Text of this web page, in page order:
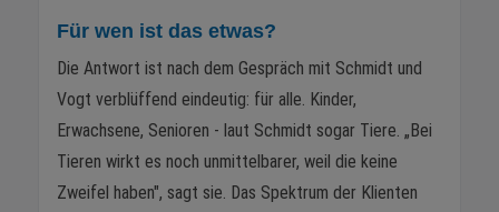
Für wen ist das etwas?
Die Antwort ist nach dem Gespräch mit Schmidt und
Vogt verblüffend eindeutig: für alle. Kinder,
Erwachsene, Senioren - laut Schmidt sogar Tiere. „Bei
Tieren wirkt es noch unmittelbarer, weil die keine
Zweifel haben", sagt sie. Das Spektrum der Klienten